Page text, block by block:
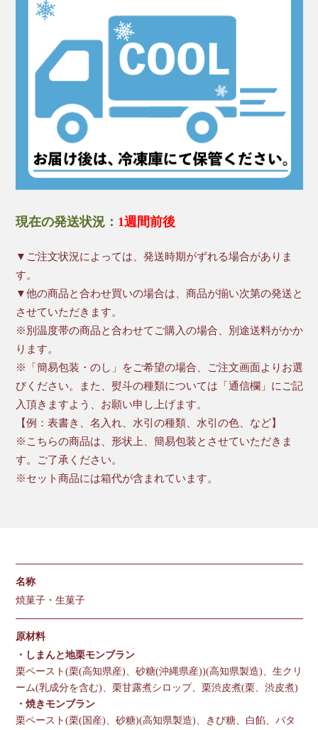
現在の発送状況： 1週間前後
▼ご注文状況によっては、発送時期がずれる場合がありま
す。
▼他の商品と合わせ買いの場合は、商品が揃い次第の発送と
させていただきます。
※別温度帯の商品と合わせてご購入の場合、別途送料がかか
ります。
※「簡易包装・のし」をご希望の場合、ご注文画面よりお選
びください。また、熨斗の種類については「通信欄」にご記
入頂きますよう、お願い申し上げます。
【例：表書き、名入れ、水引の種類、水引の色、など】
※こちらの商品は、形状上、簡易包装とさせていただきま
す。ご了承ください。
※セット商品には箱代が含まれています。
名称
焼菓子・生菓子
原材料
・しまんと地栗モンブラン
栗ペースト(栗(高知県産)、砂糖(沖縄県産))(高知県製造)、生クリ
ーム(乳成分を含む)、栗甘露煮シロップ、栗渋皮煮(栗、渋皮煮)
・焼きモンブラン
栗ペースト(栗(国産)、砂糖)(高知県製造)、きび糖、白餡、バタ